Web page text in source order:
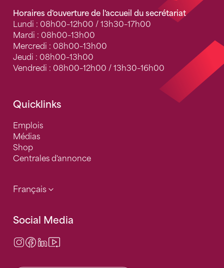
Horaires d'ouverture de l'accueil du secrétariat
Lundi : 08h00–12h00 / 13h30–17h00
Mardi : 08h00–13h00
Mercredi : 08h00–13h00
Jeudi : 08h00–13h00
Vendredi : 08h00–12h00 / 13h30–16h00
Quicklinks
Emplois
Médias
Shop
Centrales d'annonce
Français
Social Media
Instagram
Facebook
LinkedIn